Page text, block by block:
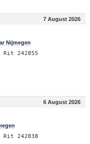
7 August 2026
Nijmegen
Rit 242855
6 August 2026
Rit 242838